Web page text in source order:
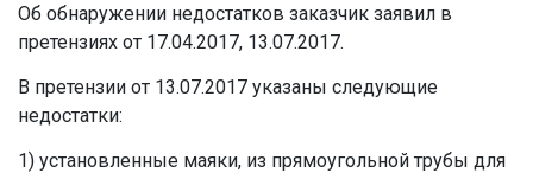
Об обнаружении недостатков заказчик заявил в
претензиях от 17.04.2017, 13.07.2017.
В претензии от 13.07.2017 указаны следующие
недостатки:
1) установленные маяки, из прямоугольной трубы для